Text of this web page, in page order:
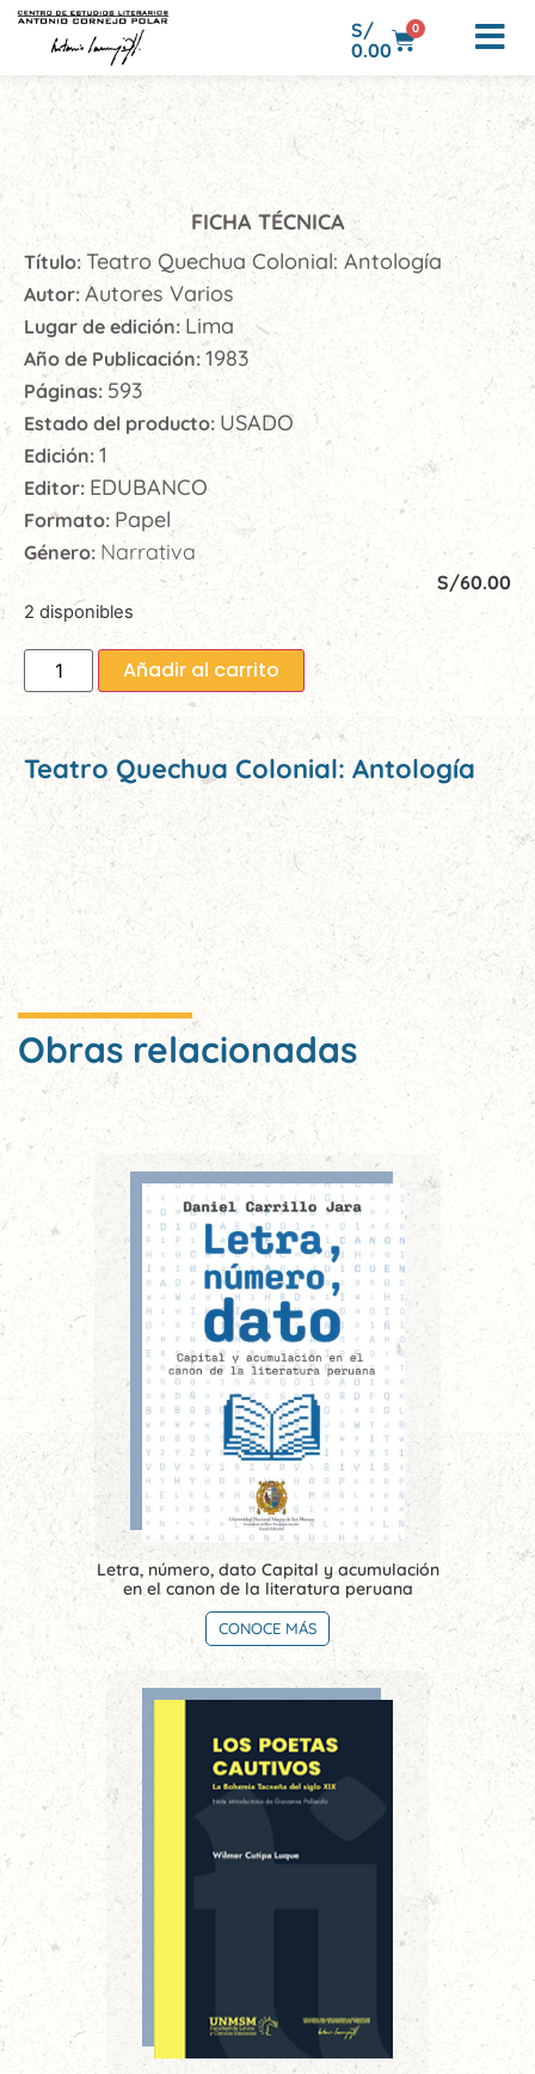
S/
0.00
0
FICHA TÉCNICA
Título: Teatro Quechua Colonial: Antología
Autor: Autores Varios
Lugar de edición: Lima
Año de Publicación:1983
Páginas: 593
Estado del producto: USADO
Edición: 1
Editor: EDUBANCO
Formato: Papel
Género: Narrativa
S/60.00
2 disponibles
Añadir al carrito
Teatro Quechua Colonial: Antología
Obras relacionadas
Letra, número, dato Capital y acumulación
en el canon de la literatura peruana
CONOCE MÁS